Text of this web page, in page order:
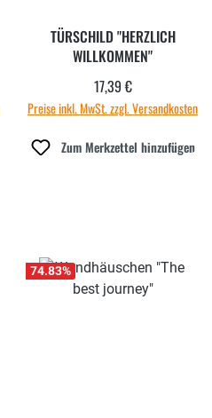
TÜRSCHILD "HERZLICH
WILLKOMMEN"
Regulärer Preis:
17,39 €
Preise inkl. MwSt. zzgl. Versandkosten
Zum Merkzettel hinzufügen
74.83%